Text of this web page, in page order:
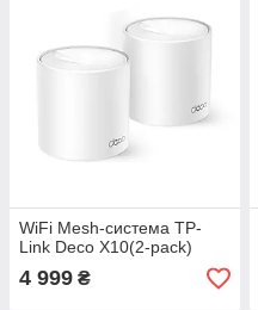
WiFi Mesh-система TP-
Link Deco X10(2-pack)
4 999 ₴